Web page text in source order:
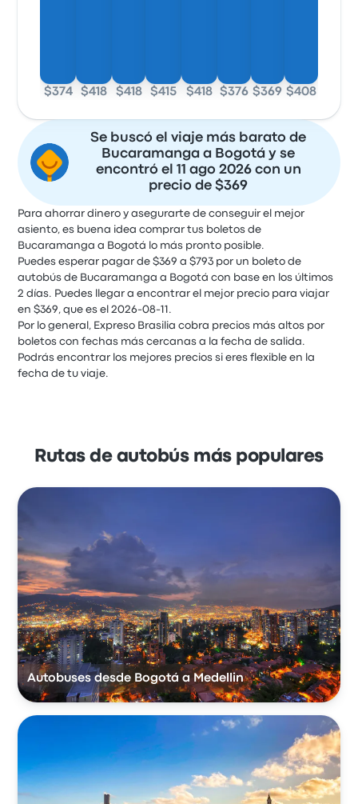
$374 $418 $418 $415 $418 $376 $369 $408
Se buscó el viaje más barato de
Bucaramanga a Bogotá y se
encontró el 11 ago 2026 con un
precio de $369
Para ahorrar dinero y asegurarte de conseguir el mejor
asiento, es buena idea comprar tus boletos de
Bucaramanga a Bogotá lo más pronto posible.
Puedes esperar pagar de $369 a $793 por un boleto de
autobús de Bucaramanga a Bogotá con base en los últimos
2 días. Puedes llegar a encontrar el mejor precio para viajar
en $369, que es el 2026-08-11.
Por lo general, Expreso Brasilia cobra precios más altos por
boletos con fechas más cercanas a la fecha de salida.
Podrás encontrar los mejores precios si eres flexible en la
fecha de tu viaje.
Rutas de autobús más populares
Autobuses desde Bogotá a Medellin